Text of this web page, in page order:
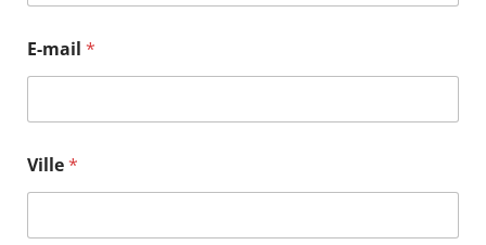
E-mail *
E
-
a
Ville*